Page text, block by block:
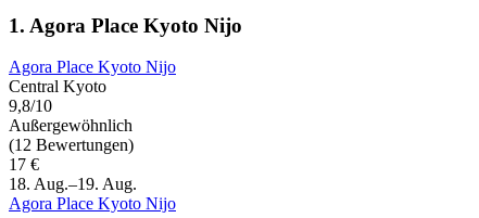
1. Agora Place Kyoto Nijo
Agora Place Kyoto Nijo
Central Kyoto
9,8/10
Außergewöhnlich
(12 Bewertungen)
17 €
18. Aug.–19. Aug.
Agora Place Kyoto Nijo